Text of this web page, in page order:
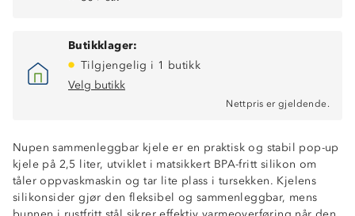
Butikklager:
Tilgjengelig i 1 butikk
Velg butikk
Nettpris er gjeldende.
Nupen sammenleggbar kjele er en praktisk og stabil pop-up
kjele på 2,5 liter, utviklet i matsikkert BPA-fritt silikon om
tåler oppvaskmaskin og tar lite plass i tursekken. Kjelens
silikonsider gjør den fleksibel og sammenleggbar, mens